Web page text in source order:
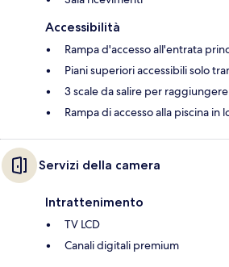
Accessibilità
Rampa d'accesso all'entrata
Piani superiori accessibili solo
3 scale da salire per
Rampa di accesso alla piscina in
Servizi della camera
Intrattenimento
TV LCD
Canali digitali premium